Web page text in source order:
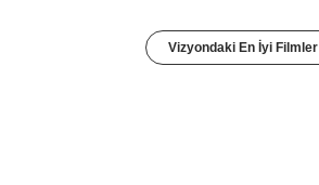
Vizyondaki En İyi Filmler